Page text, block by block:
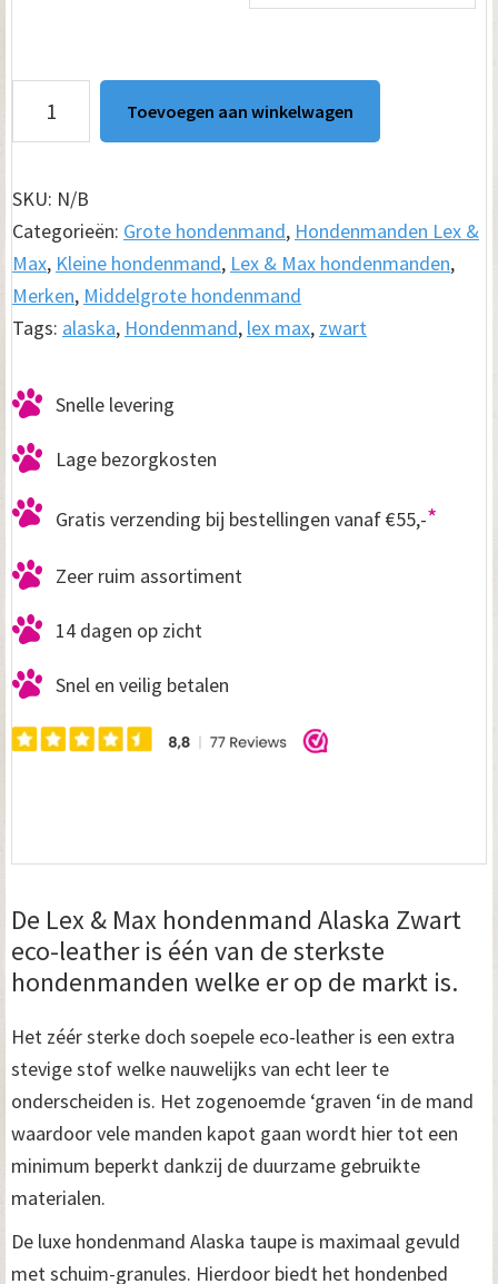
Alaska
leather
Zwart
aantal
Toevoegen aan winkelwagen
SKU: N/B
Categorieën: Grote hondenmand, Hondenmanden Lex &
Max, Kleine hondenmand, Lex & Max hondenmanden,
Merken, Middelgrote hondenmand
Tags: alaska, Hondenmand, lex max, zwart
Snelle levering
Lage bezorgkosten
Gratis verzending bij bestellingen vanaf €55,-*
Zeer ruim assortiment
14 dagen op zicht
Snel en veilig betalen
De Lex & Max hondenmand Alaska Zwart
eco-leather is één van de sterkste
hondenmanden welke er op de markt is.
Het zéér sterke doch soepele eco-leather is een extra
stevige stof welke nauwelijks van echt leer te
onderscheiden is. Het zogenoemde ‘graven ‘in de mand
waardoor vele manden kapot gaan wordt hier tot een
minimum beperkt dankzij de duurzame gebruikte
materialen.
De luxe hondenmand Alaska taupe is maximaal gevuld
met schuim-granules. Hierdoor biedt het hondenbed